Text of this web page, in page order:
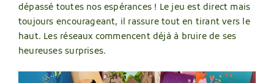
dépassé toutes nos espérances ! Le jeu est direct mais
toujours encourageant, il rassure tout en tirant vers le
haut. Les réseaux commencent déjà à bruire de ses
heureuses surprises.